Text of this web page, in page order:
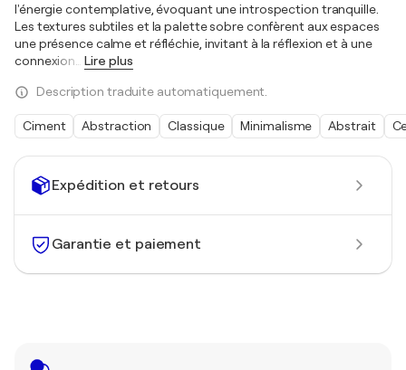
Expédition et retours
Garantie et paiement
l'énergie contemplative, évoquant une introspection tranquille.
Les textures subtiles et la palette sobre confèrent aux espaces
une présence calme et réfléchie, invitant à la réflexion et à une
connexion
Lire plus
Description traduite automatiquement.
Ciment Abstraction Classique Minimalisme Abstrait